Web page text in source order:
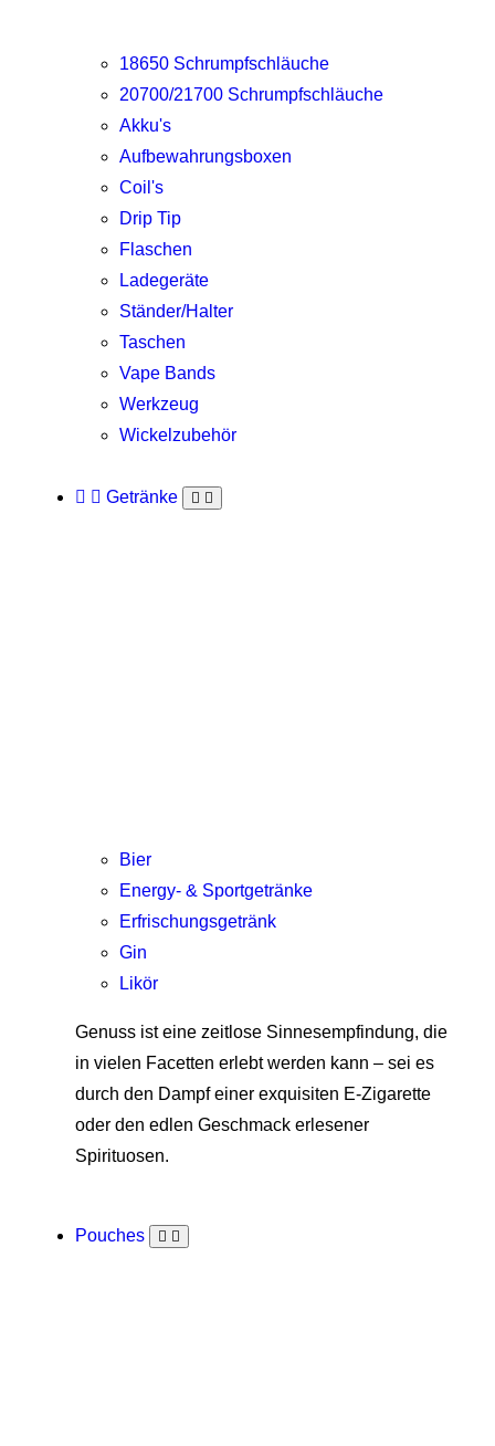
18650 Schrumpfschläuche
20700/21700 Schrumpfschläuche
Akku's
Aufbewahrungsboxen
Coil's
Drip Tip
Flaschen
Ladegeräte
Ständer/Halter
Taschen
Vape Bands
Werkzeug
Wickelzubehör
Getränke
Bier
Energy- & Sportgetränke
Erfrischungsgetränk
Gin
Likör
Genuss ist eine zeitlose Sinnesempfindung, die
in vielen Facetten erlebt werden kann – sei es
durch den Dampf einer exquisiten E-Zigarette
oder den edlen Geschmack erlesener
Spirituosen.
Pouches